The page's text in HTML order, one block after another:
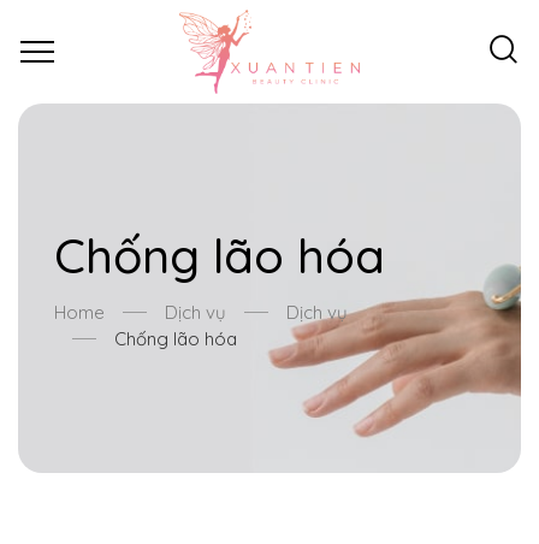
Chống lão hóa
Home Dịch vụ
Dịch vụ
Chống lão hóa